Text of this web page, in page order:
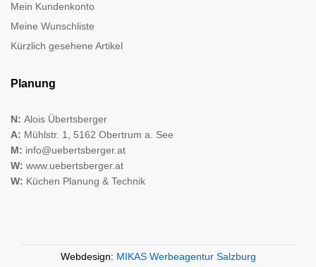
Mein Kundenkonto
Meine Wunschliste
Kürzlich gesehene Artikel
Planung
N: Alois Übertsberger
A: Mühlstr. 1, 5162 Obertrum a. See
M: info@uebertsberger.at
W: www.uebertsberger.at
W: Küchen Planung & Technik
Webdesign: MIKAS Werbeagentur Salzburg